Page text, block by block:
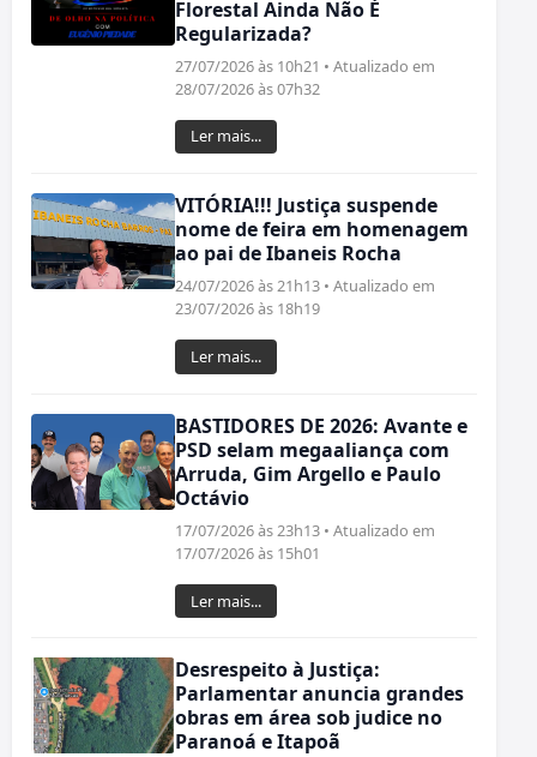
Florestal Ainda Não É
Regularizada?
27/07/2026 às 10h21 • Atualizado em
28/07/2026 às 07h32
Ler mais...
VITÓRIA!!! Justiça suspende
nome de feira em homenagem
ao pai de Ibaneis Rocha
24/07/2026 às 21h13 • Atualizado em
23/07/2026 às 18h19
Ler mais...
BASTIDORES DE 2026: Avante e
PSD selam megaaliança com
Arruda, Gim Argello e Paulo
Octávio
17/07/2026 às 23h13 • Atualizado em
17/07/2026 às 15h01
Ler mais...
Desrespeito à Justiça:
Parlamentar anuncia grandes
obras em área sob judice no
Paranoá e Itapoã